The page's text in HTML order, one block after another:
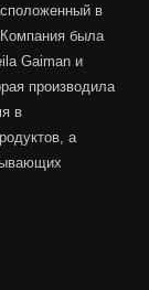
в
была
Gaiman и
производила
в
а